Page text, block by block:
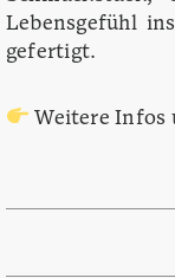
Lebensgefühl
gefertigt.
Weitere Infos